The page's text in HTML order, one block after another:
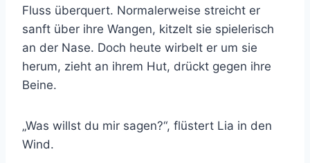
Fluss überquert. Normalerweise streicht er
sanft über ihre Wangen, kitzelt sie spielerisch
an der Nase. Doch heute wirbelt er um sie
herum, zieht an ihrem Hut, drückt gegen ihre
Beine.
„Was willst du mir sagen?“, flüstert Lia in den
Wind.